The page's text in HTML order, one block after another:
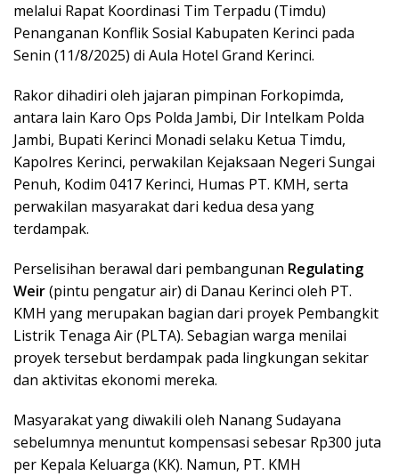
melalui Rapat Koordinasi Tim Terpadu (Timdu)
Penanganan Konflik Sosial Kabupaten Kerinci pada
Senin (11/8/2025) di Aula Hotel Grand Kerinci.
Rakor dihadiri oleh jajaran pimpinan Forkopimda,
antara lain Karo Ops Polda Jambi, Dir Intelkam Polda
Jambi, Bupati Kerinci Monadi selaku Ketua Timdu,
Kapolres Kerinci, perwakilan Kejaksaan Negeri Sungai
Penuh, Kodim 0417 Kerinci, Humas PT. KMH, serta
perwakilan masyarakat dari kedua desa yang
terdampak.
Perselisihan berawal dari pembangunan Regulating
Weir(pintu pengatur air) di Danau Kerinci oleh PT.
KMH yang merupakan bagian dari proyek Pembangkit
Listrik Tenaga Air (PLTA). Sebagian warga menilai
proyek tersebut berdampak pada lingkungan sekitar
dan aktivitas ekonomi mereka.
Masyarakat yang diwakili oleh Nanang Sudayana
sebelumnya menuntut kompensasi sebesar Rp300 juta
per Kepala Keluarga (KK). Namun, PT. KMH